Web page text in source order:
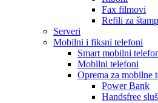
Fax filmovi
Refili za
Serveri
Mobilni i fiksni telefoni
Smart mobilni
Mobilni telefoni
Oprema za mobilne
Power Bank
Handsfree